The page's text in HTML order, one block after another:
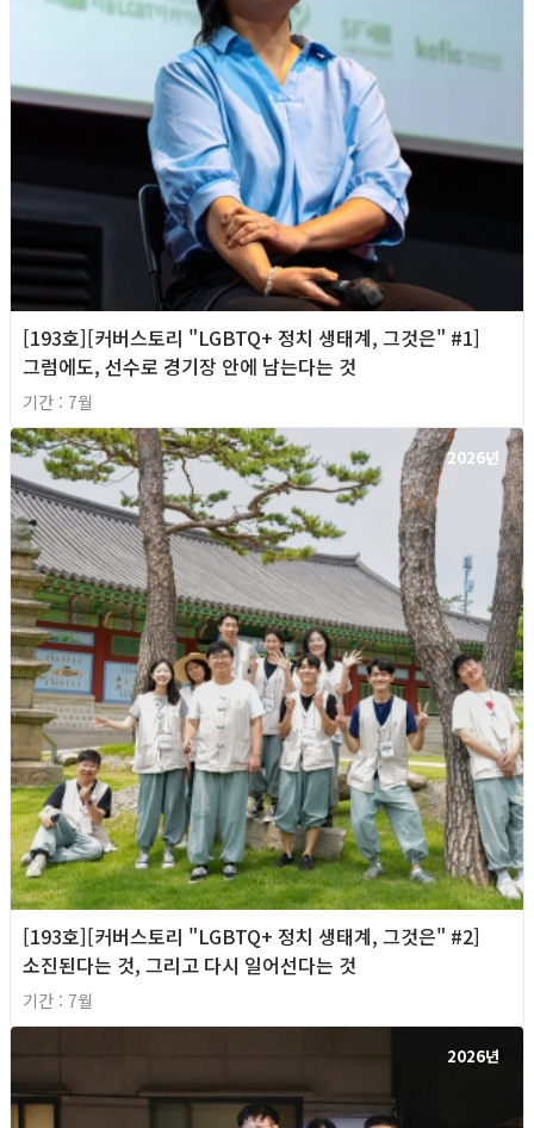
[193호][커버스토리 "LGBTQ+ 정치 생태계, 그것은" #1]
그럼에도, 선수로 경기장 안에 남는다는 것
기간 : 7월
2026년
[193호][커버스토리 "LGBTQ+ 정치 생태계, 그것은" #2]
소진된다는 것, 그리고 다시 일어선다는 것
기간 : 7월
2026년